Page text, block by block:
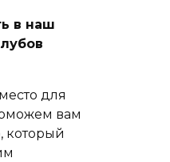
в наш
для
вам
который